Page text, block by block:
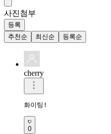
사진첨부
등록
추천순
최신순 등록순
cherry
화이팅!
0